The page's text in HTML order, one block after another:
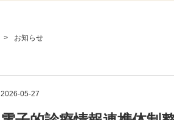
> お知らせ
2026-05-27